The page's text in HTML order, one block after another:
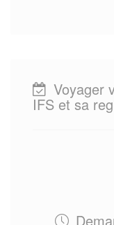
Voyager
IFS et sa